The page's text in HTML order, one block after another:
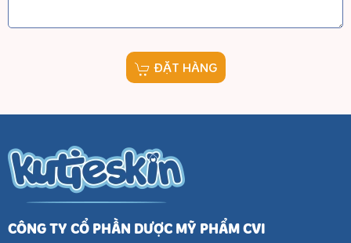
ĐẶT HÀNG
CÔNG TY CỔ PHẦN DƯỢC MỸ PHẨM CVI